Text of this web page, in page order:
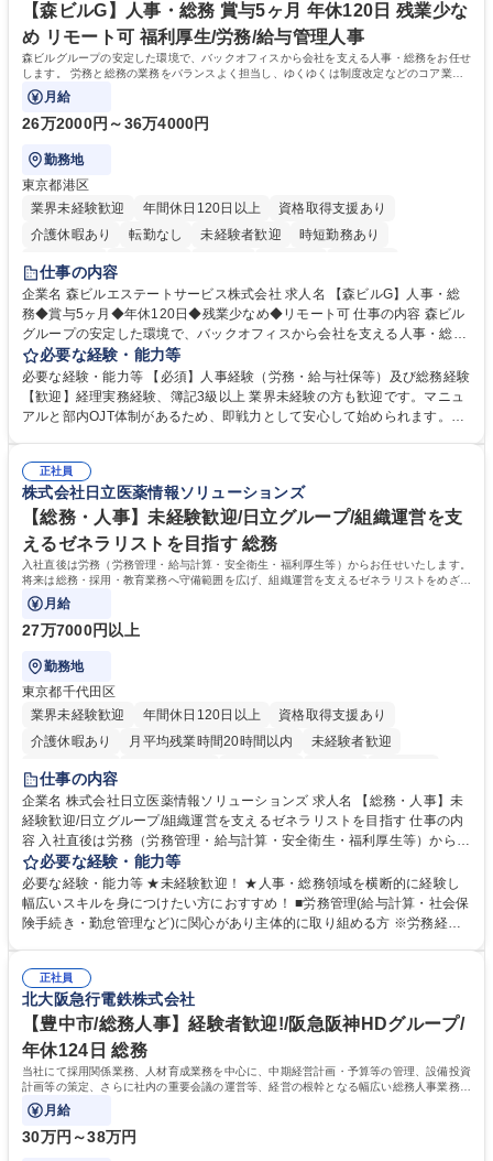
【森ビルG】人事・総務 賞与5ヶ月 年休120日 残業少な
め リモート可 福利厚生/労務/給与管理人事
森ビルグループの安定した環境で、バックオフィスから会社を支える人事・総務をお任せ
します。 労務と総務の業務をバランスよく担当し、ゆくゆくは制度改定などのコア業務
にも挑戦できる、やりがいある環境です。
月給
26万2000円～36万4000円
勤務地
東京都港区
業界未経験歓迎
年間休日120日以上
資格取得支援あり
介護休暇あり
転勤なし 未経験者歓迎
時短勤務あり
経験者歓迎
完全週休2日制
交通費支給 長期歓迎 駅近5分以内 土日祝休み
仕事の内容
企業名 森ビルエステートサービス株式会社 求人名 【森ビルG】人事・総
務◆賞与5ヶ月◆年休120日◆残業少なめ◆リモート可 仕事の内容 森ビル
グループの安定した環境で、バックオフィスから会社を支える人事・総務
をお任せします。 労務と総務の業務をバランスよく担当し、ゆくゆくは制
度改定などのコア業務にも挑戦できる、やりがいある環境です。 ■勤怠管
理、給与計算、社会保険手続き、年末調整等の労務管理全般 ■入退社手続
き、社内規定の改定や人事制度改定などのコア業務 ■社内イベントの企画
でも質問・相談できる環境が整っているため、安心して成長できます。 募
集職種 【森ビルG】人事・総務◆賞与5ヶ月◆年休120日◆残業少なめ◆
リモート可
必要な経験・能力等
必要な経験・能力等 【必須】人事経験（労務・給与社保等）及び総務経験
【歓迎】経理実務経験、簿記3級以上 業界未経験の方も歓迎です。マニュ
アルと部内OJT体制があるため、即戦力として安心して始められます。
務に挑戦できるため、自身の成長と組織への貢献度をダイレクトに実感で
きます。 残業少なめ、週1日リモート可など、ワークライフバランスを保
ち長期活躍できる環境です。 「これまでの幅広い経験を活かし、長期的な
キャリアを築きたい」という前向きな意欲と挑戦を全力で応援します。 学
歴・資格 学歴：大学院 大学 高専 短大 専修学校 高校 語学力： 資格：日商
簿記検定1級 日商簿記検定2級 日商簿記検定3級
正社員
株式会社日立医薬情報ソリューションズ
【総務・人事】未経験歓迎/日立グループ/組織運営を支
えるゼネラリストを目指す 総務
入社直後は労務（労務管理・給与計算・安全衛生・福利厚生等）からお任せいたします。
将来は総務・採用・教育業務へ守備範囲を広げ、組織運営を支えるゼネラリストをめざせ
ます。
月給
27万7000円以上
勤務地
東京都千代田区
業界未経験歓迎
年間休日120日以上
資格取得支援あり
介護休暇あり
月平均残業時間20時間以内
未経験者歓迎
住宅手当あり
育休あり
完全週休2日制 交通費支給 土日祝休み 寮・社宅あり
仕事の内容
企業名 株式会社日立医薬情報ソリューションズ 求人名 【総務・人事】未
経験歓迎/日立グループ/組織運営を支えるゼネラリストを目指す 仕事の内
容 入社直後は労務（労務管理・給与計算・安全衛生・福利厚生等）からお
任せいたします。将来は総務・採用・教育業務へ守備範囲を広げ、組織運
営を支えるゼネラリストをめざせます。 ・初期業務：労働時間管理、給与
計算、社会保険対応、福利厚生管理、安全衛生、健康経営推進等をお任せ
します。ご経験に応じて、休職者管理など、幅広く経験を積んでいただき
幅広く経験を積みたい意欲がある方に最適な環境です。 募集職種 【総
務・人事】未経験歓迎/日立グループ/組織運営を支えるゼネラリストを目
指す
必要な経験・能力等
必要な経験・能力等 ★未経験歓迎！ ★人事・総務領域を横断的に経験し
幅広いスキルを身につけたい方におすすめ！ ■労務管理(給与計算・社会保
険手続き・勤怠管理など)に関心があり主体的に取り組める方 ※労務経験
のご経験 ■労務管理（給与計算・社会保険手続き・勤怠管理など）の経験
■衛生管理者の資格をお持ちの方 学歴・資格 学歴：大学院 大学 高専 短大
専修学校 高校 語学力： 資格：
正社員
北大阪急行電鉄株式会社
【豊中市/総務人事】経験者歓迎!/阪急阪神HDグループ/
年休124日 総務
当社にて採用関係業務、人材育成業務を中心に、中期経営計画・予算等の管理、設備投資
計画等の策定、さらに社内の重要会議の運営等、経営の根幹となる幅広い総務人事業務全
般を担当していただきます。
月給
30万円～38万円